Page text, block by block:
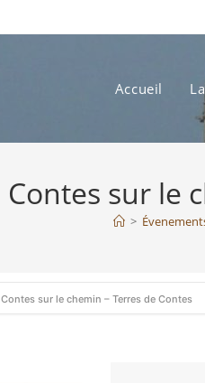
Accueil
Contes sur le
>
Contes sur le chemin – Terres de Contes